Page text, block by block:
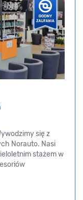
się z
Norauto. Nasi
stażem w